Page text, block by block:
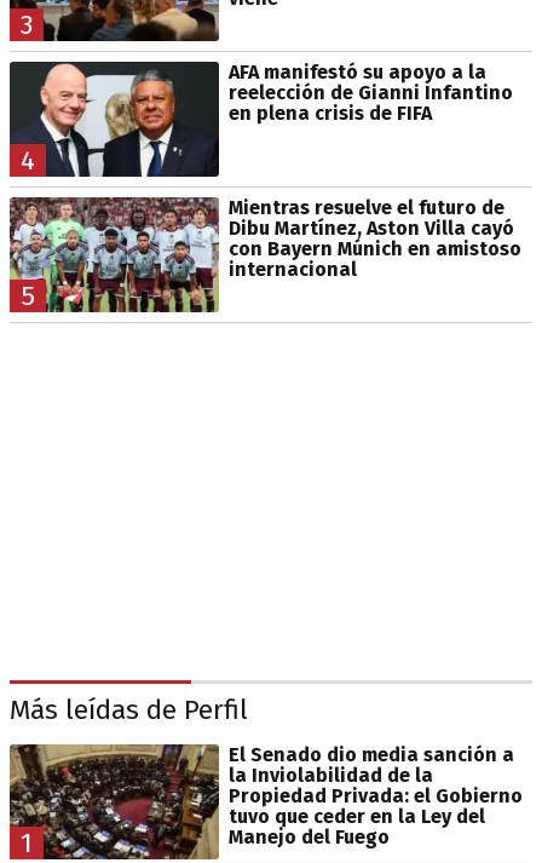
3
4
AFA manifestó su apoyo a la
reelección de Gianni Infantino
en plena crisis de FIFA
5
Mientras resuelve el futuro de
Dibu Martínez, Aston Villa cayó
con Bayern Múnich en amistoso
internacional
Más leídas de Perfil
1
El Senado dio media sanción a
la Inviolabilidad de la
Propiedad Privada: el Gobierno
tuvo que ceder en la Ley del
Manejo del Fuego